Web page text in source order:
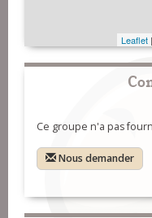
Leaflet
Ce groupe n'a pas
Nous demander